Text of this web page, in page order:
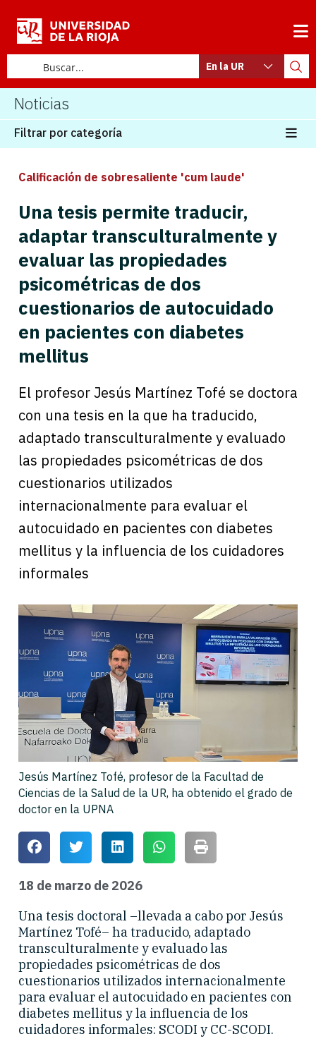
En la UR
Noticias
Filtrar por categoría
Calificación de sobresaliente 'cum laude'
Una tesis permite traducir,
adaptar transculturalmente y
evaluar las propiedades
psicométricas de dos
cuestionarios de autocuidado
en pacientes con diabetes
mellitus
El profesor Jesús Martínez Tofé se doctora
con una tesis en la que ha traducido,
adaptado transculturalmente y evaluado
las propiedades psicométricas de dos
cuestionarios utilizados
internacionalmente para evaluar el
autocuidado en pacientes con diabetes
mellitus y la influencia de los cuidadores
informales
Jesús Martínez Tofé, profesor de la Facultad de
Ciencias de la Salud de la UR, ha obtenido el grado de
doctor en la UPNA
18 de marzo de 2026
Una tesis doctoral –llevada a cabo por Jesús
Martínez Tofé– ha traducido, adaptado
transculturalmente y evaluado las
propiedades psicométricas de dos
cuestionarios utilizados internacionalmente
para evaluar el autocuidado en pacientes con
diabetes mellitus y la influencia de los
cuidadores informales: SCODI y CC-SCODI.